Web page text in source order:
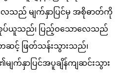
ေသည် မျက်နှာပြင်မှ အစိုဓာတ်ကို
ယူသည်၊ ပြည့်ဝသောလေသည်
တဆင့် ဖြတ်သန်းသွားသည်၊
၏မျက်နှာပြင်အပူချိန်ကျဆင်းသွား